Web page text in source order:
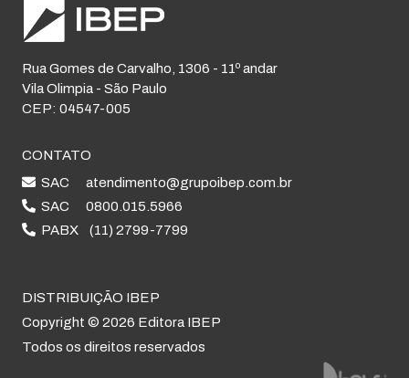
Rua Gomes de Carvalho, 1306 - 11º andar
Vila Olimpia - São Paulo
CEP: 04547-005
CONTATO
SAC atendimento@grupoibep.com.br
SAC 0800.015.5966
PABX (11) 2799-7799
DISTRIBUIÇÃO IBEP
Copyright © 2026 Editora IBEP
Todos os direitos reservados